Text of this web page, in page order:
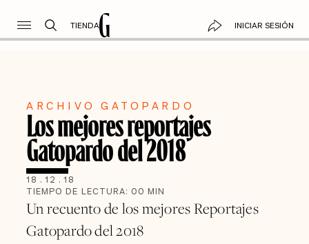
TIENDA INICIAR SESIÓN
ARCHIVO GATOPARDO
Los mejores reportajes
Gatopardo del 2018
18 . 12 . 18
TIEMPO DE LECTURA: 00 MIN
Un recuento de los mejores Reportajes
Gatopardo del 2018